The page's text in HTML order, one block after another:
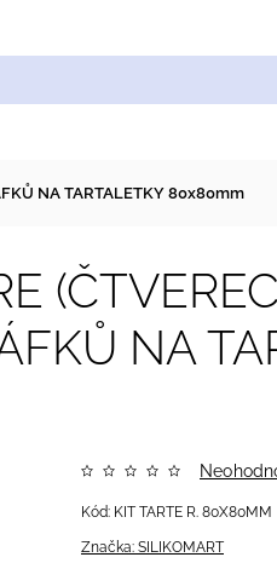
NA TARTALETKY 80x80mm
NA
Značka: SILIKOMART
Kód: KIT TARTE R. 80X80MM